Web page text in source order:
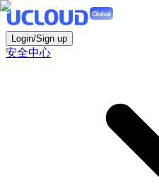
Login/Sign up
安全中心